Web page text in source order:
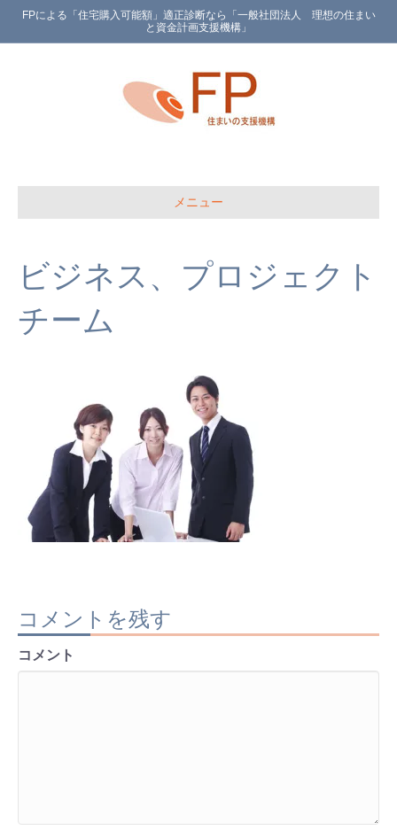
FPによる「住宅購入可能額」適正診断なら「一般社団法人 理想の住まい
と資金計画支援機構」
メニュー
ビジネス、プロジェクト
チーム
コメントを残す
コメント